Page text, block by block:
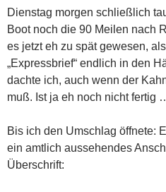
Dienstag morgen schließlich
Boot noch die 90 Meilen nach
es jetzt eh zu spät gewesen,
„Expressbrief“ endlich in den
dachte ich, auch wenn der
muß. Ist ja eh noch nicht fertig
Bis ich den Umschlag öffnete:
ein amtlich aussehendes
Überschrift: